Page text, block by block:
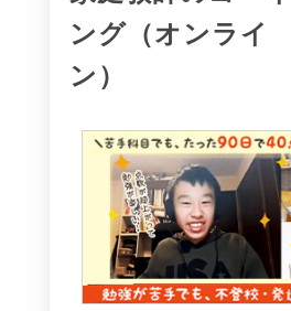
ング（オンライ
ン）